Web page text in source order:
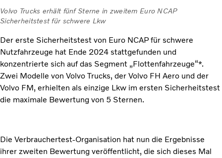
Volvo Trucks erhält fünf Sterne in zweitem Euro NCAP
Sicherheitstest für schwere Lkw
Der erste Sicherheitstest von Euro NCAP für schwere
Nutzfahrzeuge hat Ende 2024 stattgefunden und
konzentrierte sich auf das Segment „Flottenfahrzeuge“*.
Zwei Modelle von Volvo Trucks, der Volvo FH Aero und der
Volvo FM, erhielten als einzige Lkw im ersten Sicherheitstest
die maximale Bewertung von 5 Sternen.
Die Verbrauchertest-Organisation hat nun die Ergebnisse
ihrer zweiten Bewertung veröffentlicht, die sich dieses Mal